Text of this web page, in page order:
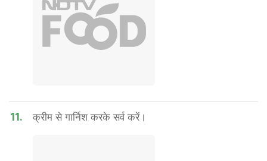
11. क्रीम से गार्निश करके सर्व करें।